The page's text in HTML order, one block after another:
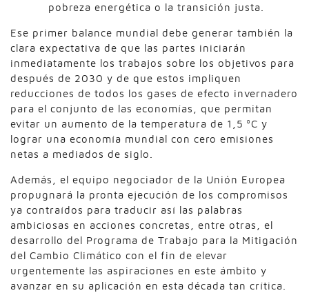
pobreza energética o la transición justa.
Ese primer balance mundial debe generar también la
clara expectativa de que las partes iniciarán
inmediatamente los trabajos sobre los objetivos para
después de 2030 y de que estos impliquen
reducciones de todos los gases de efecto invernadero
para el conjunto de las economías, que permitan
evitar un aumento de la temperatura de 1,5 ºC y
lograr una economía mundial con cero emisiones
netas a mediados de siglo.
Además, el equipo negociador de la Unión Europea
propugnará la pronta ejecución de los compromisos
ya contraídos para traducir así las palabras
ambiciosas en acciones concretas, entre otras, el
desarrollo del Programa de Trabajo para la Mitigación
del Cambio Climático con el fin de elevar
urgentemente las aspiraciones en este ámbito y
avanzar en su aplicación en esta década tan crítica.